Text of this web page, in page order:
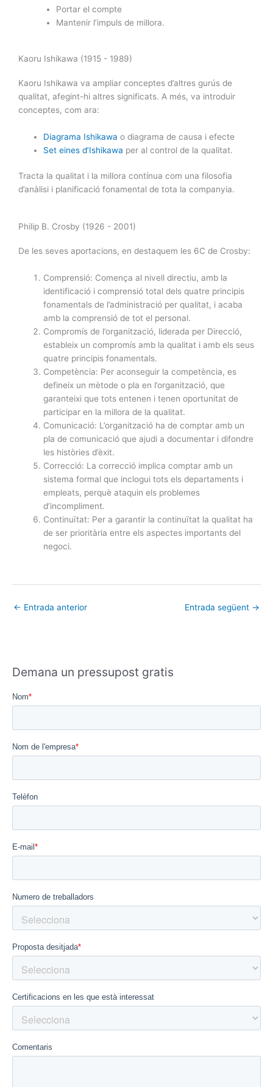
Portar el compte
Mantenir l’impuls de millora.
Kaoru Ishikawa (1915 - 1989)
Kaoru Ishikawa va ampliar conceptes d’altres gurús de
qualitat, afegint-hi altres significats. A més, va introduir
conceptes, com ara:
Diagrama Ishikawa o diagrama de causa i efecte
Set eines d’Ishikawa per al control de la qualitat.
Tracta la qualitat i la millora contínua com una filosofia
d’anàlisi i planificació fonamental de tota la companyia.
Philip B. Crosby (1926 - 2001)
De les seves aportacions, en destaquem les 6C de Crosby:
Comprensió: Comença al nivell directiu, amb la
identificació i comprensió total dels quatre principis
fonamentals de l’administració per qualitat, i acaba
amb la comprensió de tot el personal.
Compromís de l’organització, liderada per Direcció,
estableix un compromís amb la qualitat i amb els seus
quatre principis fonamentals.
Competència: Per aconseguir la competència, es
defineix un mètode o pla en l’organització, que
garanteixi que tots entenen i tenen oportunitat de
participar en la millora de la qualitat.
Comunicació: L’organització ha de comptar amb un
pla de comunicació que ajudi a documentar i difondre
les històries d’èxit.
Correcció: La correcció implica comptar amb un
sistema formal que inclogui tots els departaments i
empleats, perquè ataquin els problemes
d’incompliment.
Continuïtat: Per a garantir la continuïtat la qualitat ha
de ser prioritària entre els aspectes importants del
negoci.
← Entrada anterior Entrada següent →
Demana un pressupost gratis